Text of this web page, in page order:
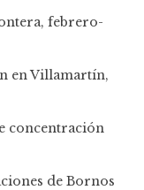
febrero-
en Villamartín,
concentración
de Bornos